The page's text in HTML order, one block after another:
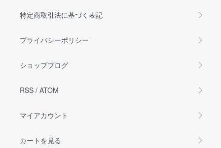
特定商取引法に基づく表記
プライバシーポリシー
ショップブログ
RSS / ATOM
マイアカウント
カートを見る